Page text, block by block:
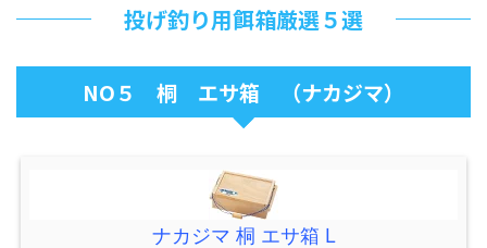
投げ釣り用餌箱厳選５選
NO５ 桐 エサ箱 （ナカジマ）
ナカジマ 桐 エサ箱 L